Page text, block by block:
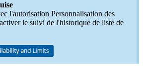
l'autorisation Personnalisation des
le suivi de l'historique de liste de